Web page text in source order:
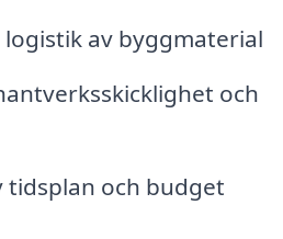
av byggmaterial
och
tidsplan och budget